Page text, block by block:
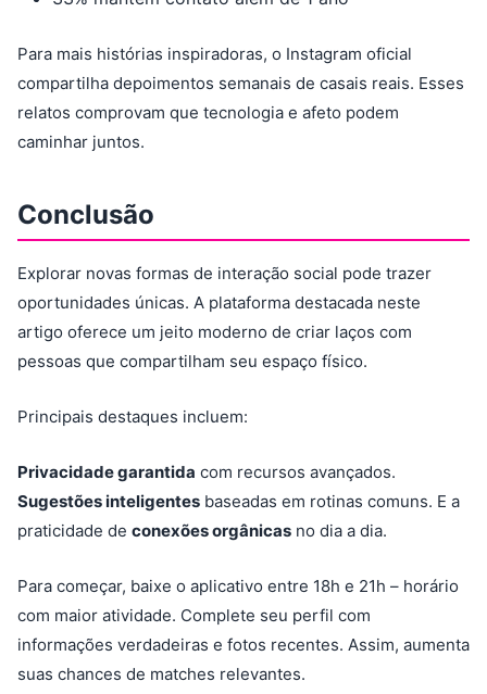
Para mais histórias inspiradoras, o Instagram oficial
compartilha depoimentos semanais de casais reais. Esses
relatos comprovam que tecnologia e afeto podem
caminhar juntos.
Conclusão
Explorar novas formas de interação social pode trazer
oportunidades únicas. A plataforma destacada neste
artigo oferece um jeito moderno de criar laços com
pessoas que compartilham seu espaço físico.
Principais destaques incluem:
Privacidade garantida com recursos avançados.
Sugestões inteligentes baseadas em rotinas comuns. E a
praticidade de conexões orgânicas no dia a dia.
Para começar, baixe o aplicativo entre 18h e 21h – horário
com maior atividade. Complete seu perfil com
informações verdadeiras e fotos recentes. Assim, aumenta
suas chances de matches relevantes.